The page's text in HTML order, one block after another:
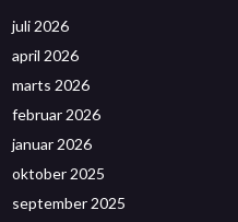
juli 2026
april 2026
marts 2026
februar 2026
januar 2026
oktober 2025
september 2025